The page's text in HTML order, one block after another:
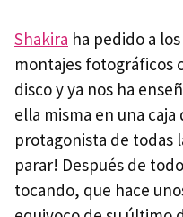
Shakira ha pedido a
montajes fotográficos
disco y ya nos ha
ella misma en una caja
protagonista de todas
parar! Después de
tocando, que hace